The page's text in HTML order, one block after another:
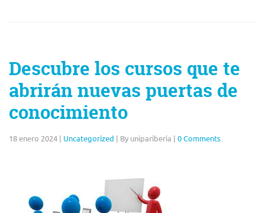
Descubre los cursos que te
abrirán nuevas puertas de
conocimiento
18 enero 2024 | Uncategorized | By unipariberia | 0 Comments